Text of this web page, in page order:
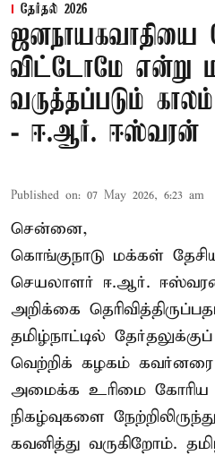
தேர்தல் 2026
ஜனநாயகவாதியை
விட்டோமே என்று
வருத்தப்படும்
- ஈ.ஆர். ஈஸ்வரன்
Published on: 07 May 2026, 6:23 am
சென்னை,
கொங்குநாடு மக்கள்
செயலாளர் ஈ.ஆர்.
அறிக்கை
தமிழ்நாட்டில்
வெற்றிக் கழகம் கவர்னரை
அமைக்க உரிமை கோரிய
நிகழ்வுகளை
கவனித்து வருகிறோம்.